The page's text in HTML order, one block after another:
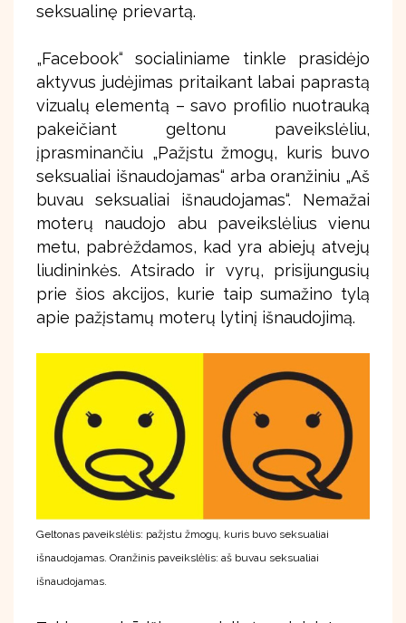
seksualinę prievartą.
„Facebook“ socialiniame tinkle prasidėjo
aktyvus judėjimas pritaikant labai paprastą
vizualų elementą – savo profilio nuotrauką
pakeičiant geltonu paveikslėliu,
įprasminančiu „Pažįstu žmogų, kuris buvo
seksualiai išnaudojamas“ arba oranžiniu „Aš
buvau seksualiai išnaudojamas“. Nemažai
moterų naudojo abu paveikslėlius vienu
metu, pabrėždamos, kad yra abiejų atvejų
liudininkės. Atsirado ir vyrų, prisijungusių
prie šios akcijos, kurie taip sumažino tylą
apie pažįstamų moterų lytinį išnaudojimą.
Geltonas paveikslėlis: pažįstu žmogų, kuris buvo seksualiai
išnaudojamas. Oranžinis paveikslėlis: aš buvau seksualiai
išnaudojamas.